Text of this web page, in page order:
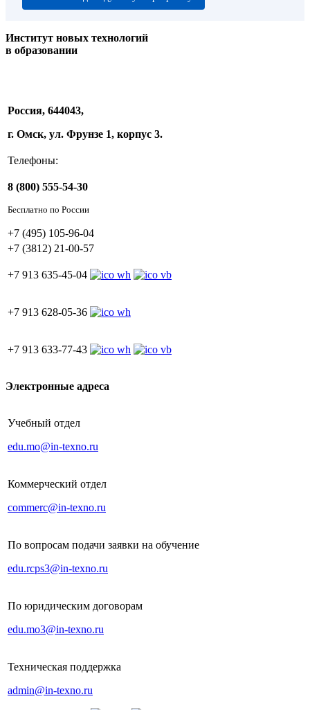
Институт новых технологий
в образовании
Россия, 644043,
г. Омск, ул. Фрунзе 1, корпус 3.
Телефоны:
8 (800) 555-54-30
Бесплатно по России
+7 (495) 105-96-04
+7 (3812) 21-00-57
+7 913 635-45-04
+7 913 628-05-36
+7 913 633-77-43
Электронные адреса
Учебный отдел
edu.mo@in-texno.ru
Коммерческий отдел
commerc@in-texno.ru
По вопросам подачи заявки на обучение
edu.rcps3@in-texno.ru
По юридическим договорам
edu.mo3@in-texno.ru
Техническая поддержка
admin@in-texno.ru